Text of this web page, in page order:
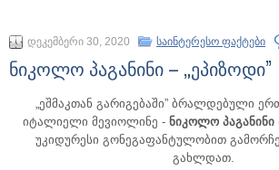
დეკემბერი 30, 2020 საინტერესო ფაქტები
ნიკოლო პაგანინი – „ეპიზოდი”
„ეშმაკთან გარიგებაში” ბრალდებული
იტალიელი მევიოლინე -ნიკოლო პაგანინი
უკიდურესი გონეგაფანტულობით
გახლდათ.